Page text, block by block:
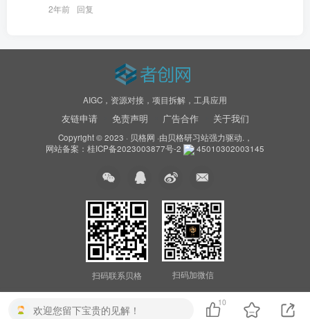
2年前 回复
AIGC，资源对接，项目拆解，工具应用
友链申请 免责声明 广告合作 关于我们
Copyright © 2023 · 贝格网 ·由贝格研习站强力驱动.，
网站备案： 桂ICP备2023003877号-2 45010302003145
扫码联系贝格 扫码加微信
欢迎您留下宝贵的见解！
10